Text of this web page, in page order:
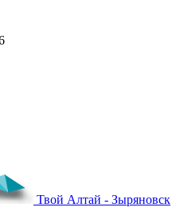
Твой Алтай - Зыряновск